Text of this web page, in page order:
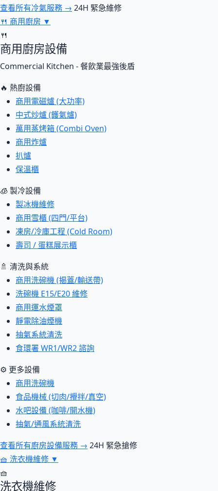
查看所有冷氣服務 → 24H 緊急維修
🍴 商用廚房 ▼
🍴
商用廚房設備
Commercial Kitchen - 餐飲業最強後盾
🔥 熱廚設備
商用電磁爐 (大功率)
中式炒爐 (鑊氣爐)
萬用蒸烤箱 (Combi Oven)
商用炸爐
扒爐
保溫櫃
🧊 製冷設備
製冰機維修
商用雪櫃 (四門/平台)
凍房/冷庫工程 (Cold Room)
壽司 / 蛋糕展示櫃
🚿 清洗與系統
商用洗碗機 (揭蓋/輸送帶)
洗碗機 E15/E20 維修
商用運水煙罩
靜電除油煙機
抽氣系統清洗
食環署 WR1/WR2 諮詢
⚙ 更多設備
商用洗碗機
食品機械 (切肉/攪拌/真空)
水吧設備 (咖啡/開水機)
抽氣/通風系統清洗
查看所有廚房設備服務 → 24H 緊急搶修
🧺 洗衣機維修 ▼
🧺
洗衣機維修